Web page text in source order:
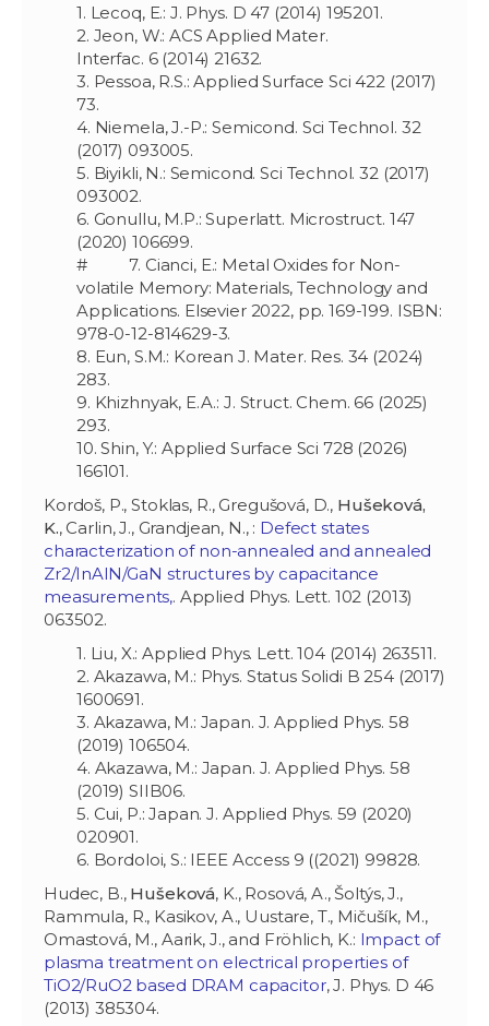
1. Lecoq, E.: J. Phys. D 47 (2014) 195201.
2. Jeon, W.: ACS Applied Mater.
Interfac. 6 (2014)21632.
3. Pessoa, R.S.: Applied Surface Sci 422 (2017)
73.
4. Niemela, J.-P.: Semicond. Sci Technol. 32
(2017) 093005.
5. Biyikli, N.: Semicond. Sci Technol. 32 (2017)
093002.
6. Gonullu, M.P.: Superlatt. Microstruct. 147
(2020) 106699.
# 7. Cianci, E.: Metal Oxides for Non-
volatile Memory: Materials, Technology and
Applications. Elsevier 2022, pp. 169-199. ISBN:
978-0-12-814629-3.
8. Eun, S.M.: Korean J. Mater. Res. 34 (2024)
283.
9. Khizhnyak, E.A.: J. Struct. Chem. 66 (2025)
293.
10. Shin, Y.: Applied Surface Sci 728 (2026)
166101.
Kordoš, P., Stoklas, R., Gregušová, D., Hušeková,
K., Carlin, J., Grandjean, N., : Defect states
characterization of non-annealed and annealed
Zr2/InAlN/GaN structures by capacitance
measurements,. Applied Phys. Lett. 102 (2013)
063502.
1. Liu, X.: Applied Phys. Lett. 104 (2014) 263511.
2. Akazawa, M.: Phys. Status Solidi B 254 (2017)
1600691.
3. Akazawa, M.: Japan. J. Applied Phys. 58
(2019) 106504.
4. Akazawa, M.: Japan. J. Applied Phys. 58
(2019) SIIB06.
5. Cui, P.: Japan. J. Applied Phys. 59 (2020)
020901.
6. Bordoloi, S.: IEEE Access 9 ((2021) 99828.
Hudec, B., Hušeková, K., Rosová, A., Šoltýs, J.,
Rammula, R., Kasikov, A., Uustare, T., Mičušík, M.,
Omastová, M., Aarik, J., and Fröhlich, K.: Impact of
plasma treatment on electrical properties of
TiO2/RuO2 based DRAM capacitor, J. Phys. D 46
(2013) 385304.